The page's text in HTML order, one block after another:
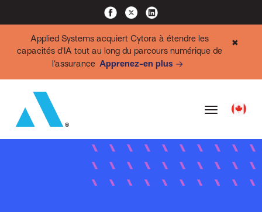
Applied Systems acquiert Cytora à étendre les
capacités d’IA tout au long du parcours numérique de
l’assurance Apprenez-en plus
✖